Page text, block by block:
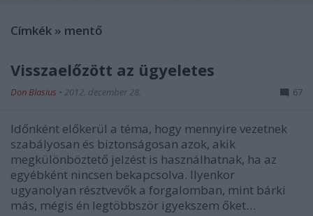
Címkék » mentő
Visszaelőzött az ügyeletes
Don Blasius • 2012. december 28. 67
Időnként előkerül a téma, hogy mennyire vezetnek
szabályosan és biztonságosan azok, akik
megkülönböztető jelzést is használhatnak, ha az
egyébként nincsen bekapcsolva. Ilyenkor
ugyanolyan résztvevők a forgalomban, mint bárki
más, mégis én legtöbbször igyekszem őket…